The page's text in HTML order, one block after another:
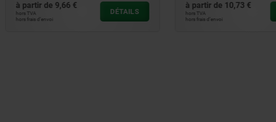
à partir de10,73 €
hors TVA
hors frais d’envoi
DÉTAILS
à partir de2,57 €
hors TVA
hors frais d’envoi